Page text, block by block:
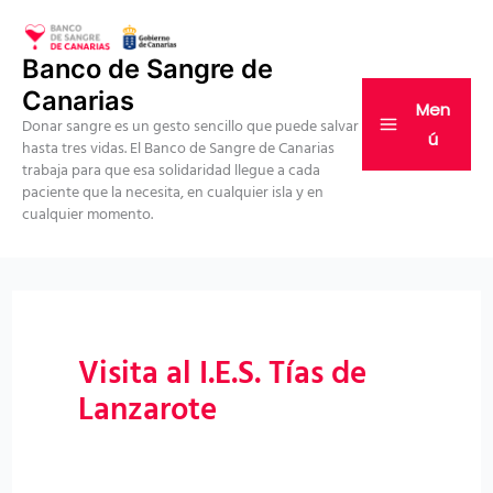
contenido
Banco de Sangre de
Canarias
Donar sangre es un gesto sencillo que puede salvar
hasta tres vidas. El Banco de Sangre de Canarias
trabaja para que esa solidaridad llegue a cada
paciente que la necesita, en cualquier isla y en
cualquier momento.
Men
ú
Visita al I.E.S. Tías de
Lanzarote